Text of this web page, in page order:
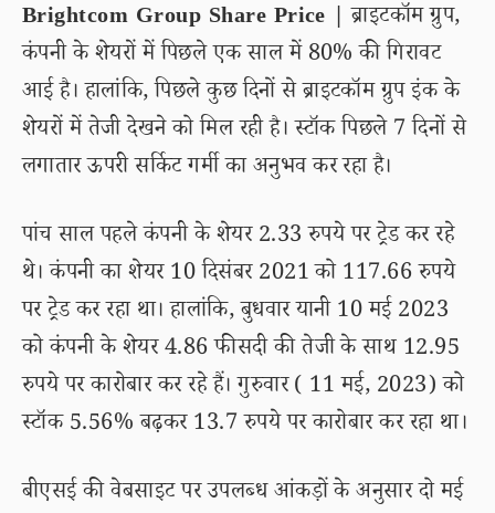
Brightcom Group Share Price | ब्राइटकॉम ग्रुप,
कंपनी के शेयरों में पिछले एक साल में 80% की गिरावट
आई है। हालांकि, पिछले कुछ दिनों से ब्राइटकॉम ग्रुप इंक के
शेयरों में तेजी देखने को मिल रही है। स्टॉक पिछले 7 दिनों से
लगातार ऊपरी सर्किट गर्मी का अनुभव कर रहा है।
पांच साल पहले कंपनी के शेयर 2.33 रुपये पर ट्रेड कर रहे
थे। कंपनी का शेयर 10 दिसंबर 2021 को 117.66 रुपये
पर ट्रेड कर रहा था। हालांकि, बुधवार यानी 10 मई 2023
को कंपनी के शेयर 4.86 फीसदी की तेजी के साथ 12.95
रुपये पर कारोबार कर रहे हैं। गुरुवार ( 11 मई, 2023) को
स्टॉक 5.56% बढ़कर 13.7 रुपये पर कारोबार कर रहा था।
बीएसई की वेबसाइट पर उपलब्ध आंकड़ों के अनुसार दो मई